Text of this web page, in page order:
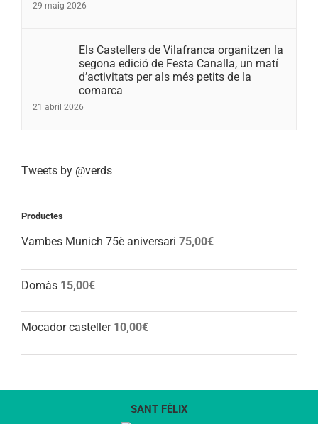
29 maig 2026
Els Castellers de Vilafranca organitzen la
segona edició de Festa Canalla, un matí
d’activitats per als més petits de la
comarca
21 abril 2026
Tweets by @verds
Productes
Vambes Munich 75è aniversari 75,00€
Domàs 15,00€
Mocador casteller 10,00€
SANT FÈLIX